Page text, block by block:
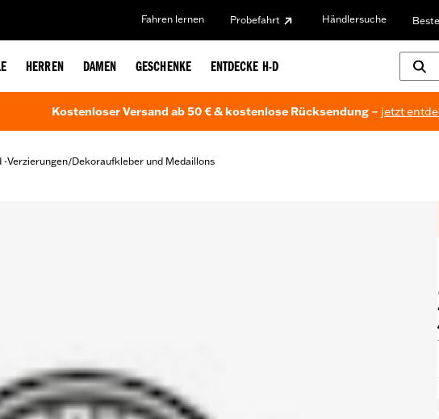
Fahren lernen Probefahrt Händlersuche
HERREN DAMEN GESCHENKE ENTDECKE H-D
Kostenloser Versand ab 50 € & kostenlose Rücksendung – jetzt
-Verzierungen/Dekoraufkleber und Medaillons